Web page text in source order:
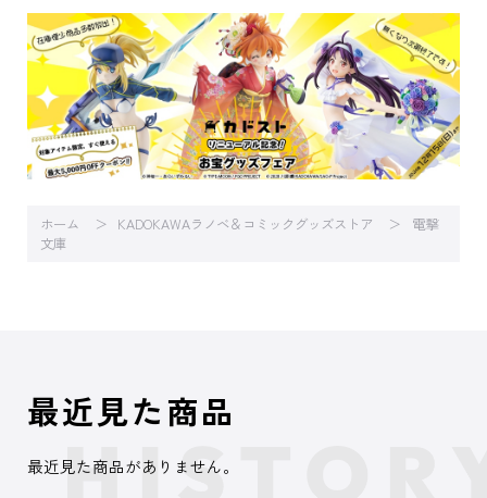
ホーム KADOKAWAラノベ＆コミックグッズストア
電撃
文庫
最近見た商品
最近見た商品がありません。